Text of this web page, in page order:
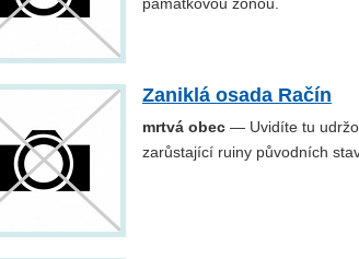
Zaniklá osada Račín
mrtvá obec — Uvidíte tu
zarůstající ruiny původních